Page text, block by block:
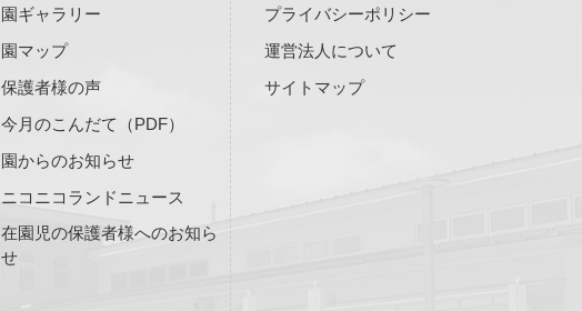
園ギャラリー
園マップ
保護者様の声
今月のこんだて（PDF）
園からのお知らせ
ニコニコランドニュース
在園児の保護者様へのお知ら
せ
プライバシーポリシー
運営法人について
サイトマップ